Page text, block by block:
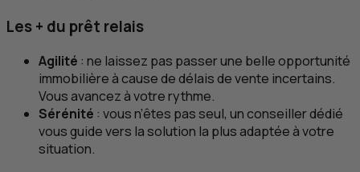
Les + du prêt relais
Agilité : ne laissez pas passer une belle opportunité
immobilière à cause de délais de vente incertains.
Vous avancez à votre rythme.
Sérénité : vous n’êtes pas seul, un conseiller dédié
vous guide vers la solution la plus adaptée à votre
situation.